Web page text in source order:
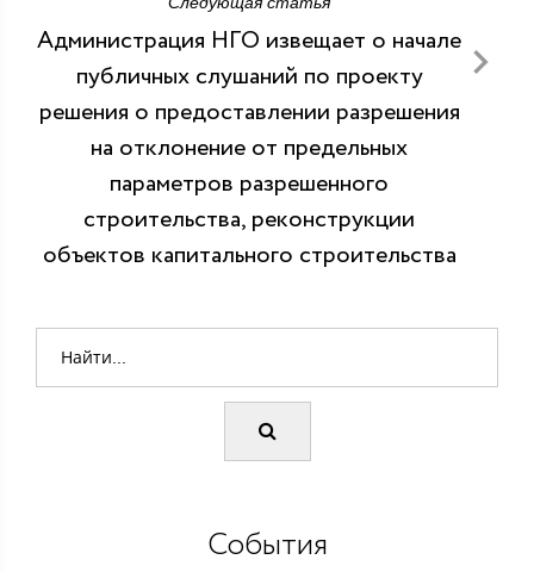
Администрация НГО извещает о начале
публичных слушаний по проекту
решения о предоставлении разрешения
на отклонение от предельных
параметров разрешенного
строительства, реконструкции
объектов капитального строительства
События